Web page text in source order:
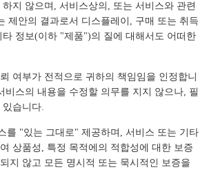
지 않으며, 서비스상의, 또는 서비스와 관련
제안의 결과로서 디스플레이, 구매 또는 취득
정보(이하 "제품")의 질에 대해서도 어떠한
여부가 전적으로 귀하의 책임임을 인정합니
비스의 내용을 수정할 의무를 지지 않으나, 필
있습니다.
를 "있는 그대로" 제공하며, 서비스 또는 기타
상품성, 특정 목적에의 적합성에 대한 보증
지 않고 모든 명시적 또는 묵시적인 보증을